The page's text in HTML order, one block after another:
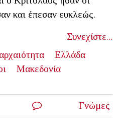
και έπεσαν ευκλεώς.
Συνεχίστε...
Ελλάδα
Μακεδονία
Γνώμες